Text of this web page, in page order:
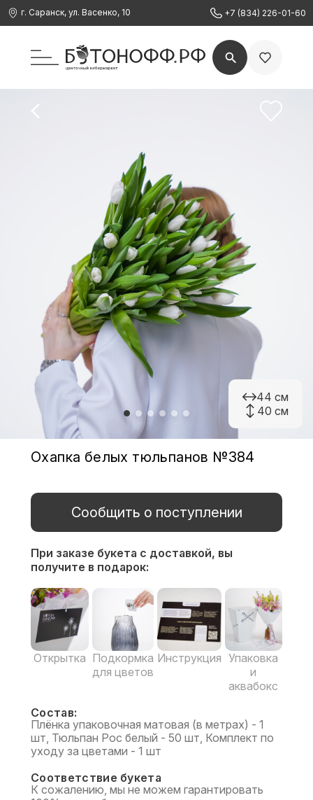
г. Саранск, ул. Васенко, 10 +7 (834) 226-01-60
44 см
40 см
Охапка белых тюльпанов №384
Сообщить о поступлении
При заказе букета с доставкой, вы
получите в подарок:
Открытка Подкормка
для цветов
Инструкция Упаковка
и
аквабокс
Состав:
Плёнка упаковочная матовая (в метрах) - 1
шт, Тюльпан Рос белый - 50 шт, Комплект по
уходу за цветами - 1 шт
Соответствие букета
К сожалению, мы не можем гарантировать